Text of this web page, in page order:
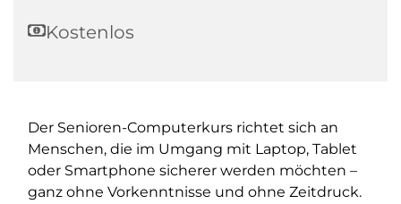
Kostenlos
Der Senioren-Computerkurs richtet sich an
Menschen, die im Umgang mit Laptop, Tablet
oder Smartphone sicherer werden möchten –
ganz ohne Vorkenntnisse und ohne Zeitdruck.